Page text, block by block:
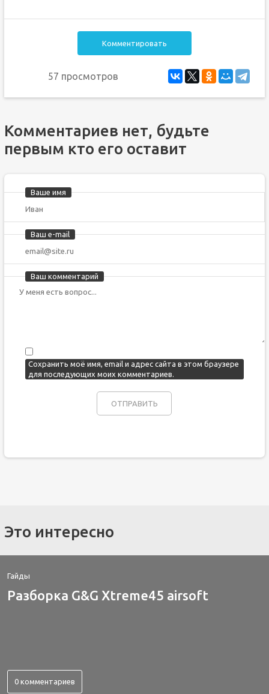
Комментировать
57 просмотров
Комментариев нет, будьте
первым кто его оставит
Ваше имя
Ваш e-mail
Ваш комментарий
Сохранить моё имя, email и адрес сайта в этом браузере
для последующих моих комментариев.
Это интересно
Гайды
Разборка G&G Xtreme45 airsoft
0 комментариев